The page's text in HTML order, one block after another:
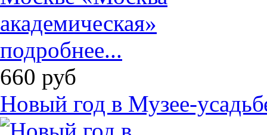
подробнее...
660 руб
Новый год в Музее-